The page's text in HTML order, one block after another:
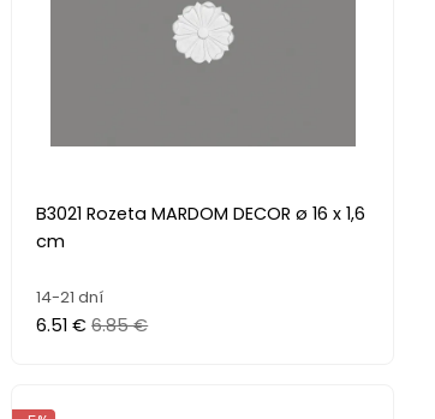
B3021 Rozeta MARDOM DECOR ø 16 x 1,6
cm
14-21 dní
6.51 € 6.85 €